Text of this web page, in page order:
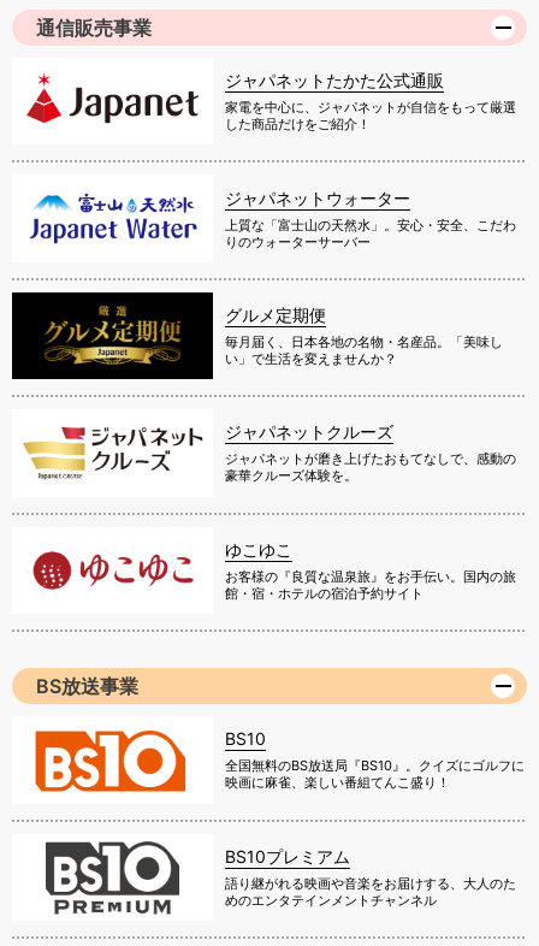
通信販売事業
ジャパネットたかた公式通販
家電を中心に、ジャパネットが自信をもって厳選
した商品だけをご紹介！
ジャパネットウォーター
上質な「富士山の天然水」。安心・安全、こだわ
りのウォーターサーバー
グルメ定期便
毎月届く、日本各地の名物・名産品。「美味し
い」で生活を変えませんか？
ジャパネットクルーズ
ジャパネットが磨き上げたおもてなしで、感動の
豪華クルーズ体験を。
ゆこゆこ
お客様の『良質な温泉旅』をお手伝い。国内の旅
館・宿・ホテルの宿泊予約サイト
BS放送事業
BS10
全国無料のBS放送局『BS10』。クイズにゴルフに
映画に麻雀、楽しい番組てんこ盛り！
BS10プレミアム
語り継がれる映画や音楽をお届けする、大人のた
めのエンタテインメントチャンネル